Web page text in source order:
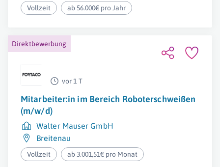
Vollzeit ab 56.000€ pro Jahr
Direktbewerbung
vor 1 T
Mitarbeiter:in im Bereich Roboterschweißen
(m/w/d)
Walter Mauser GmbH
Breitenau
Vollzeit ab 3.001,51€ pro Monat